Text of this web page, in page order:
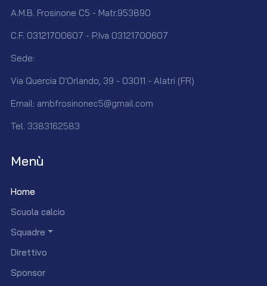
A.M.B. Frosinone C5 - Matr.953890
C.F. 03121700607 - P.Iva 03121700607
Sede:
Via Quercia D'Orlando, 39 - 03011 - Alatri (FR)
Email: ambfrosinonec5@gmail.com
Tel. 3383162583
Menù
Home
Scuola calcio
Squadre
Direttivo
Sponsor